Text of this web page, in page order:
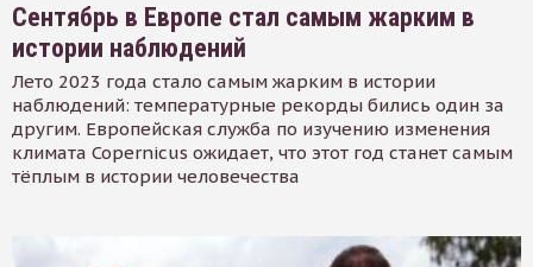
Сентябрь в Европе стал самым жарким в
истории наблюдений
Лето 2023 года стало самым жарким в истории
наблюдений: температурные рекорды бились один за
другим. Европейская служба по изучению изменения
климата Copernicus ожидает, что этот год станет самым
тёплым в истории человечества